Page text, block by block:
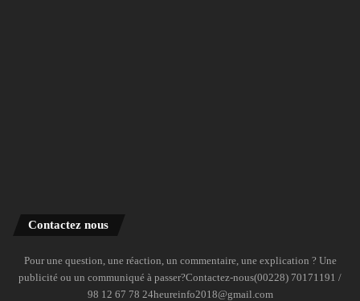
Contactez nous
Pour une question, une réaction, un commentaire, une explication ? Une
publicité ou un communiqué à passer?Contactez-nous(00228) 70171191 /
98 12 67 78 24heureinfo2018@gmail.com